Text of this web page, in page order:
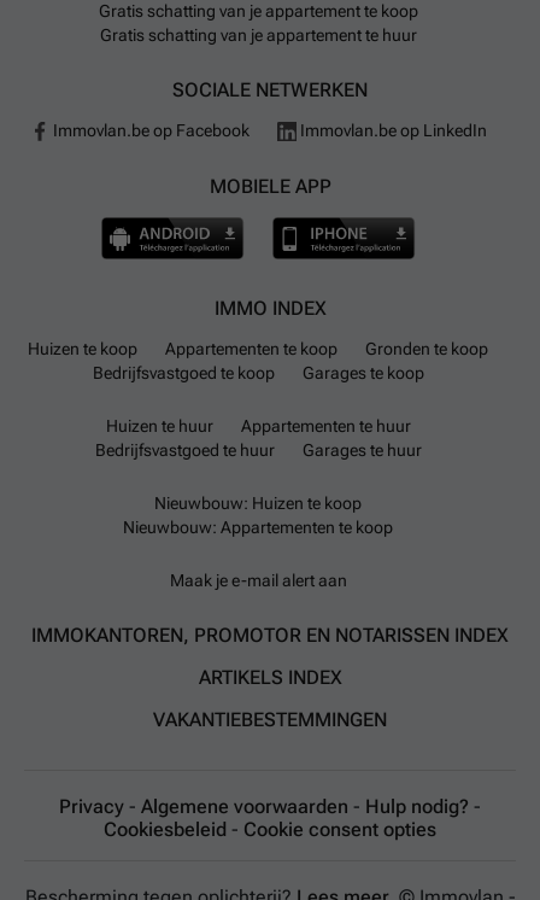
Gratis schatting van je appartement te koop
Gratis schatting van je appartement te huur
SOCIALE NETWERKEN
Immovlan.be op Facebook Immovlan.be op LinkedIn
MOBIELE APP
IMMO INDEX
Huizen te koop Appartementen te koop
Gronden te koop
Bedrijfsvastgoed te koop
Garages te koop
Huizen te huur
Appartementen te huur
Bedrijfsvastgoed te huur
Garages te huur
Nieuwbouw: Huizen te koop
Nieuwbouw: Appartementen te koop
Maak je e-mail alert aan
IMMOKANTOREN, PROMOTOR EN NOTARISSEN INDEX
ARTIKELS INDEX
VAKANTIEBESTEMMINGEN
Privacy - Algemene voorwaarden - Hulp nodig? -
Cookiesbeleid - Cookie consent opties